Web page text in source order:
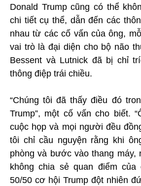
Donald Trump cũng có thể
chi tiết cụ thể, dẫn đến các
nhau từ các cố vấn của ông,
vai trò là đại diện cho bộ não
Bessent và Lutnick đã bị chỉ
thông điệp trái chiều.
“Chúng tôi đã thấy điều đó
Trump”, một cố vấn cho biết.
cuộc họp và mọi người đều
tôi chỉ cầu nguyện rằng khi
phòng và bước vào thang
không chia sẻ quan điểm
50/50 cơ hội Trump đột nhiên